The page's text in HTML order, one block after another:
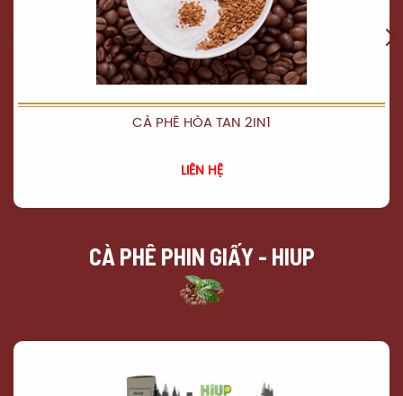
CÀ PHÊ HÒA TAN 2IN1
LIÊN HỆ
CÀ PHÊ PHIN GIẤY - HIUP